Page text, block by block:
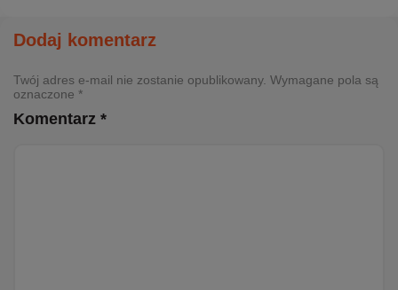
Dodaj komentarz
Twój adres e-mail nie zostanie opublikowany. Wymagane pola są
oznaczone *
Komentarz *